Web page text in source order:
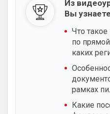
Из
Вы
Что
по
каких
рамках
Какие